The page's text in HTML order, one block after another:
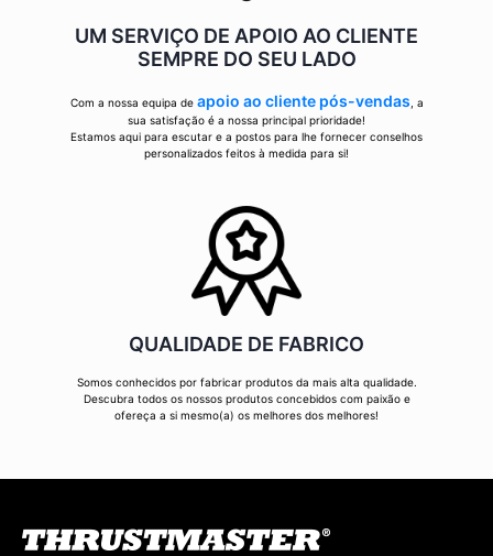
UM SERVIÇO DE APOIO AO CLIENTE
SEMPRE DO SEU LADO
Com a nossa equipa de apoio ao cliente pós-vendas , a
sua satisfação é a nossa principal prioridade!
Estamos aqui para escutar e a postos para lhe fornecer conselhos
personalizados feitos à medida para si!
QUALIDADE DE FABRICO
Somos conhecidos por fabricar produtos da mais alta qualidade.
Descubra todos os nossos produtos concebidos com paixão e
ofereça a si mesmo(a) os melhores dos melhores!